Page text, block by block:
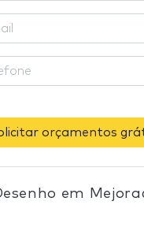
orçamentos
em